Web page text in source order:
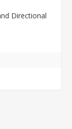
Directional